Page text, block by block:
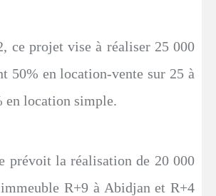
ce projet vise à réaliser 25 000
50% en location-vente sur 25 à
en location simple.
prévoit la réalisation de 20 000
R+9 à Abidjan et R+4